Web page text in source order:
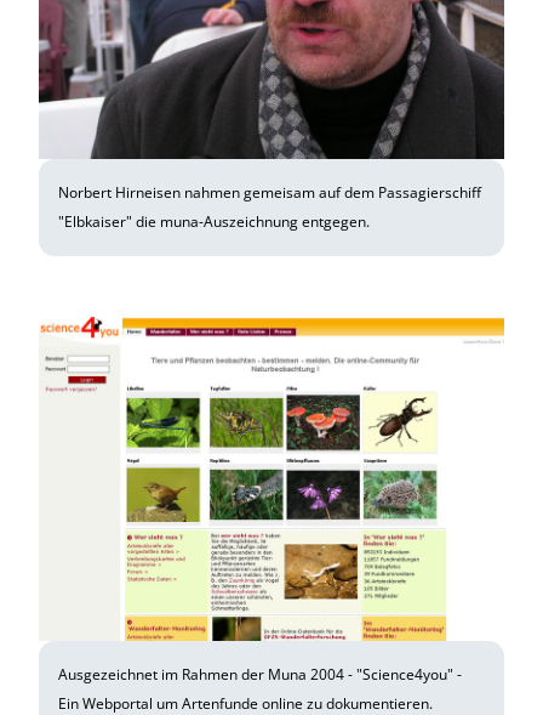
Norbert Hirneisen nahmen gemeisam auf dem Passagierschiff
"Elbkaiser" die muna-Auszeichnung entgegen.
Ausgezeichnet im Rahmen der Muna 2004 - "Science4you" -
Ein Webportal um Artenfunde online zu dokumentieren.